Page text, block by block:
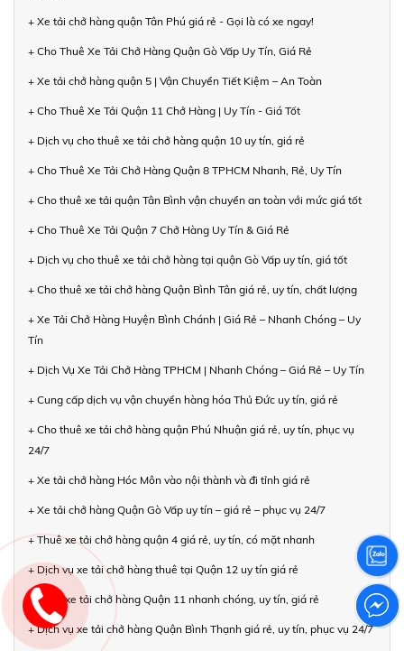
+ Xe tải chở hàng quận Tân Phú giá rẻ - Gọi là có xe ngay!
+ Cho Thuê Xe Tải Chở Hàng Quận Gò Vấp Uy Tín, Giá Rẻ
+ Xe tải chở hàng quận 5 | Vận Chuyển Tiết Kiệm – An Toàn
+ Cho Thuê Xe Tải Quận 11 Chở Hàng | Uy Tín - Giá Tốt
+ Dịch vụ cho thuê xe tải chở hàng quận 10 uy tín, giá rẻ
+ Cho Thuê Xe Tải Chở Hàng Quận 8 TPHCM Nhanh, Rẻ, Uy Tín
+ Cho thuê xe tải quận Tân Bình vận chuyển an toàn với mức giá tốt
+ Cho Thuê Xe Tải Quận 7 Chở Hàng Uy Tín & Giá Rẻ
+ Dịch vụ cho thuê xe tải chở hàng tại quận Gò Vấp uy tín, giá tốt
+ Cho thuê xe tải chở hàng Quận Bình Tân giá rẻ, uy tín, chất lượng
+ Xe Tải Chở Hàng Huyện Bình Chánh | Giá Rẻ – Nhanh Chóng – Uy
Tín
+ Dịch Vụ Xe Tải Chở Hàng TPHCM | Nhanh Chóng – Giá Rẻ – Uy Tín
+ Cung cấp dịch vụ vận chuyển hàng hóa Thủ Đức uy tín, giá rẻ
+ Cho thuê xe tải chở hàng quận Phú Nhuận giá rẻ, uy tín, phục vụ
24/7
+ Xe tải chở hàng Hóc Môn vào nội thành và đi tỉnh giá rẻ
+ Xe tải chở hàng Quận Gò Vấp uy tín – giá rẻ – phục vụ 24/7
+ Thuê xe tải chở hàng quận 4 giá rẻ, uy tín, có mặt nhanh
+ Dịch vụ xe tải chở hàng thuê tại Quận 12 uy tín giá rẻ
+ Thuê xe tải chở hàng Quận 11 nhanh chóng, uy tín, giá rẻ
+ Dịch vụ xe tải chở hàng Quận Bình Thạnh giá rẻ, uy tín, phục vụ 24/7